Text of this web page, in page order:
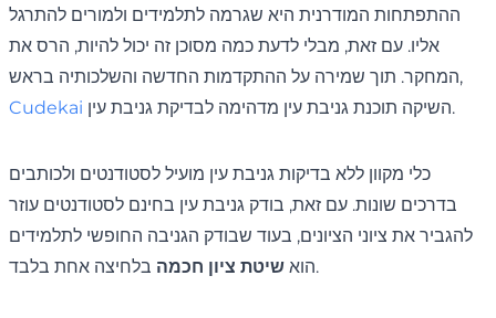
ההתפתחות המודרנית היא שגרמה לתלמידים ולמורים להתרגל
אליו. עם זאת, מבלי לדעת כמה מסוכן זה יכול להיות, הרס את
המחקר. תוך שמירה על ההתקדמות החדשה והשלכותיה בראש,
Cudekai
השיקה תוכנת גניבת עין מדהימה לבדיקת גניבת עין.
כלי מקוון ללא בדיקות גניבת עין מועיל לסטודנטים ולכותבים
בדרכים שונות. עם זאת, בודק גניבת עין בחינם לסטודנטים עוזר
להגביר את ציוני הציונים, בעוד שבודק הגניבה החופשי לתלמידים
הוא שיטת ציון חכמה בלחיצה אחת בלבד.